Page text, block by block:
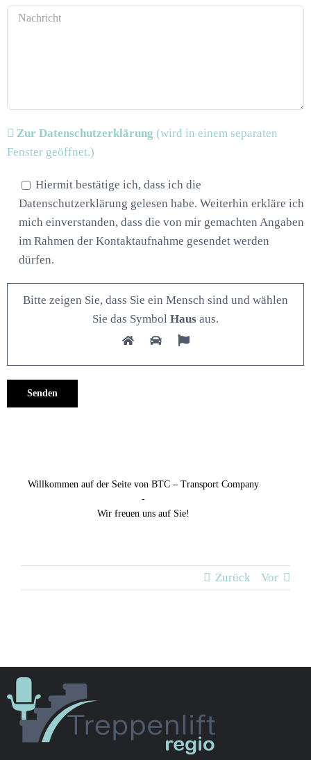
Zur Datenschutzerklärung (wird in einem separaten
Fenster geöffnet.)
Hiermit bestätige ich, dass ich die
Datenschutzerklärung gelesen habe. Weiterhin erkläre ich
mich einverstanden, dass die von mir gemachten Angaben
im Rahmen der Kontaktaufnahme gesendet werden
dürfen.
Bitte zeigen Sie, dass Sie ein Mensch sind und wählen
Sie das Symbol Haus aus.
Willkommen auf der Seite von BTC – Transport Company
-
Wir freuen uns auf Sie!
Zurück Vor